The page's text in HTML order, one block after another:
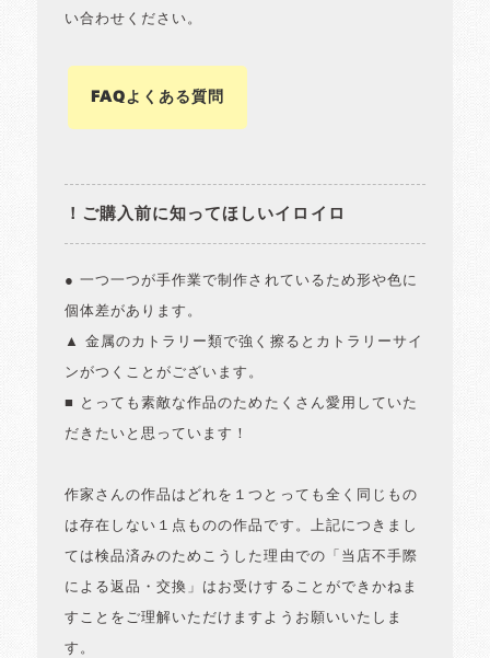
い合わせください。
FAQよくある質問
！ご購入前に知ってほしいイロイロ
● 一つ一つが手作業で制作されているため形や色に
個体差があります。
▲ 金属のカトラリー類で強く擦るとカトラリーサイ
ンがつくことがございます。
■ とっても素敵な作品のためたくさん愛用していた
だきたいと思っています！
作家さんの作品はどれを１つとっても全く同じもの
は存在しない１点ものの作品です。上記につきまし
ては検品済みのためこうした理由での「当店不手際
による返品・交換」はお受けすることができかねま
すことをご理解いただけますようお願いいたしま
す。